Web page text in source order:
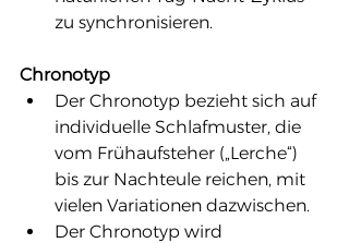
zu synchronisieren.
Chronotyp
Der Chronotyp bezieht sich auf
individuelle Schlafmuster, die
vom Frühaufsteher („Lerche“)
bis zur Nachteule reichen, mit
vielen Variationen dazwischen.
Der Chronotyp wird